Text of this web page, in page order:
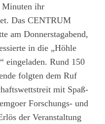
Minuten ihr
Das CENTRUM
am Donnerstagabend,
in die „Höhle
eingeladen. Rund 150
folgten dem Ruf
mit Spaß-
Forschungs- und
der Veranstaltung